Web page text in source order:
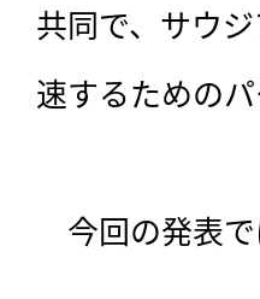
共同で、サウ
速するための
今回の発表